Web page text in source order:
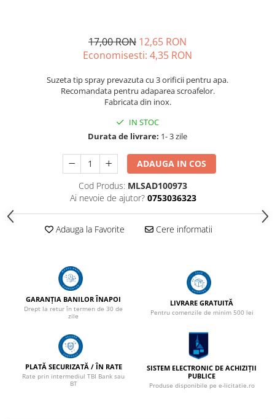
17,00 RON 12,65 RON
Economisesti: 4,35 RON
Suzeta tip spray prevazuta cu 3 orificii pentru apa.
Recomandata pentru adaparea scroafelor.
Fabricata din inox.
IN STOC
Durata de livrare: 1- 3 zile
ADAUGA IN COS
Cod Produs: MLSAD100973
Ai nevoie de ajutor? 0753036323
Adauga la Favorite Cere informatii
GARANȚIA BANILOR ÎNAPOI
Drept la retur în termen de 30 de
zile
LIVRARE GRATUITĂ
Pentru comenzile de minim 500 lei
PLATĂ SECURIZATĂ / ÎN RATE
Rate prin intermediul TBI Bank sau
BT
SISTEM ELECTRONIC DE ACHIZIȚII
PUBLICE
Produse disponibile pe e-licitatie.ro